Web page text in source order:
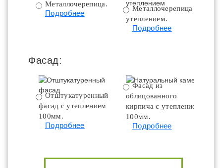
Металлочерепица.
Подробнее
Металлочерепица с
утеплением.
Подробнее
Фасад:
Отштукатуренный
фасад с утеплением
100мм.
Подробнее
Фасад из
облицованного
кирпича с утеплением
100мм.
Подробнее